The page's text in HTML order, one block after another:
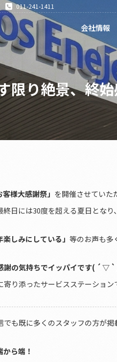
011-241-1411
会社情報
限り絶景、終
客様大感謝祭」 を開催させていた
日には30度を超える夏日とな
楽しみにしている」 等のお声も多
謝の気持ちでイッパイです( ´ ▽
り添ったサービスステーショ
も既に多くのスタッフの方が掲
ら端！